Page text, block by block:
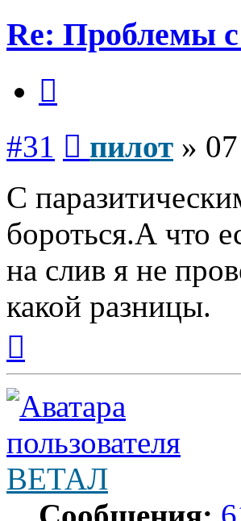
Re: Проблемы с
#31 пилот »
С
бороться.А что
на слив я не
какой разницы.
началу
ВЕТАЛ